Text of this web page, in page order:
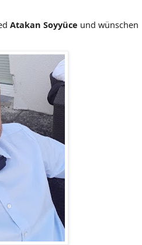
Atakan Soyyüce und wünschen